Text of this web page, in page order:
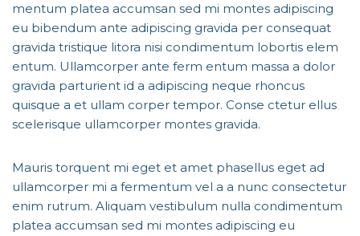
mentum platea accumsan sed mi montes adipiscing
eu bibendum ante adipiscing gravida per consequat
gravida tristique litora nisi condimentum lobortis elem
entum. Ullamcorper ante ferm entum massa a dolor
gravida parturient id a adipiscing neque rhoncus
quisque a et ullam corper tempor. Conse ctetur ellus
scelerisque ullamcorper montes gravida.
Mauris torquent mi eget et amet phasellus eget ad
ullamcorper mi a fermentum vel a a nunc consectetur
enim rutrum. Aliquam vestibulum nulla condimentum
platea accumsan sed mi montes adipiscing eu